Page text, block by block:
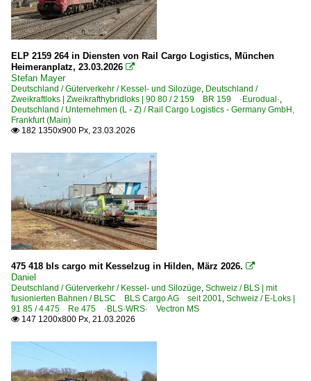
ELP 2159 264 in Diensten von Rail Cargo Logistics, München
Heimeranplatz, 23.03.2026 
Stefan Mayer
Deutschland / Güterverkehr / Kessel- und Silozüge Deutschland /
Zweikraftloks | Zweikrafthybridloks | 90 80 / 2 159 BR 159 ·Eurodual·
Deutschland / Unternehmen (L - Z) / Rail Cargo Logistics - Germany GmbH,
Frankfurt (Main)
 182 1350x900 Px, 23.03.2026
475 418 bls cargo mit Kesselzug in Hilden, März 2026. 
Daniel
Deutschland / Güterverkehr / Kessel- und Silozüge Schweiz / BLS | mit
fusionierten Bahnen / BLSC BLS Cargo AG seit 2001
Schweiz / E-Loks |
91 85 / 4 475 Re 475 ·BLS·WRS· Vectron MS
 147 1200x800 Px, 21.03.2026